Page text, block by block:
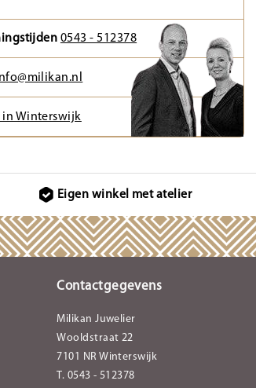
0543 - 512378
Winterswijk
Eigen winkel met atelier
Contactgegevens
Milikan Juwelier
Wooldstraat 22
7101 NR Winterswijk
T. 0543 - 512378